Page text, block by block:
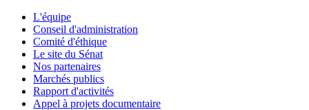
L'équipe
Conseil d'administration
Comité d'éthique
Le site du Sénat
Nos partenaires
Marchés publics
Rapport d'activités
Appel à projets documentaire